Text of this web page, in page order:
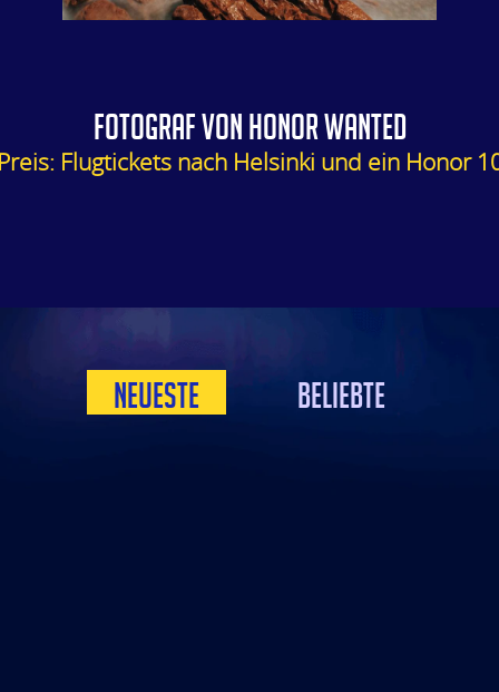
FOTOGRAF VON HONOR WANTED
Flugtickets nach Helsinki und ein Honor
NEUESTE BELIEBTE